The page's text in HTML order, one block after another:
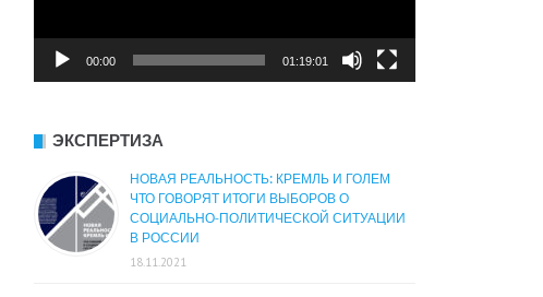
00:00 01:19:01
ЭКСПЕРТИЗА
НОВАЯ РЕАЛЬНОСТЬ: КРЕМЛЬ И ГОЛЕМ
ЧТО ГОВОРЯТ ИТОГИ ВЫБОРОВ О
СОЦИАЛЬНО-ПОЛИТИЧЕСКОЙ СИТУАЦИИ
В РОССИИ
18.11.2021